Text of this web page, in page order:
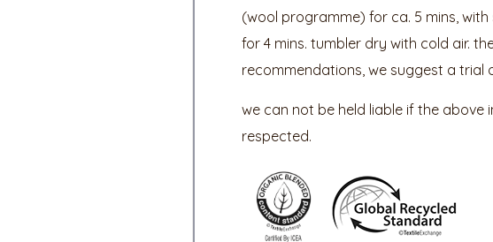
(wool programme) for ca. 5 mins,
for 4 mins. tumbler dry with cold air.
recommendations, we suggest a trial
we can not be held liable if the above
respected.